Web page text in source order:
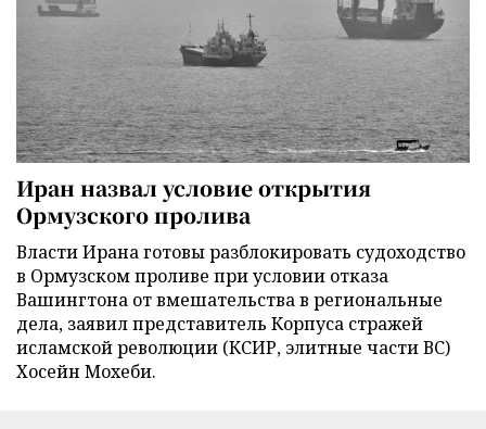
Иран назвал условие открытия
Ормузского пролива
Власти Ирана готовы разблокировать судоходство
в Ормузском проливе при условии отказа
Вашингтона от вмешательства в региональные
дела, заявил представитель Корпуса стражей
исламской революции (КСИР, элитные части ВС)
Хосейн Мохеби.